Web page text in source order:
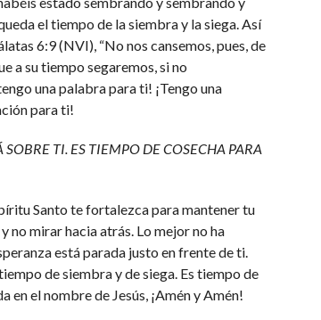
el tiempo de la siembra y la siega. Así
6:9 (NVI), “No nos cansemos, pues, de
a su tiempo segaremos, si no
una palabra para ti! ¡Tengo una
para ti!
SOBRE TI. ES TIEMPO DE COSECHA PARA
Santo te fortalezca para mantener tu
no mirar hacia atrás. Lo mejor no ha
está parada justo en frente de ti.
de siembra y de siega. Es tiempo de
en el nombre de Jesús, ¡Amén y Amén!